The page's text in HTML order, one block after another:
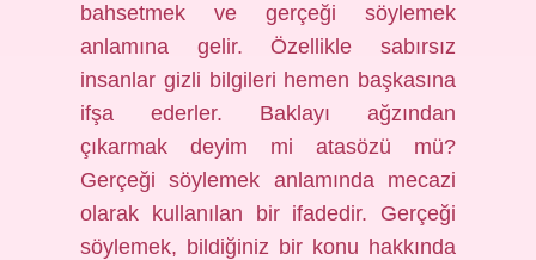
bahsetmek ve gerçeği söylemek
anlamına gelir. Özellikle sabırsız
insanlar gizli bilgileri hemen başkasına
ifşa ederler. Baklayı ağzından
çıkarmak deyim mi atasözü mü?
Gerçeği söylemek anlamında mecazi
olarak kullanılan bir ifadedir. Gerçeği
söylemek, bildiğiniz bir konu hakkında